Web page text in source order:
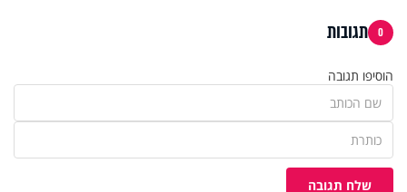
0 תגובות
הוסיפו תגובה
שלח תגובה